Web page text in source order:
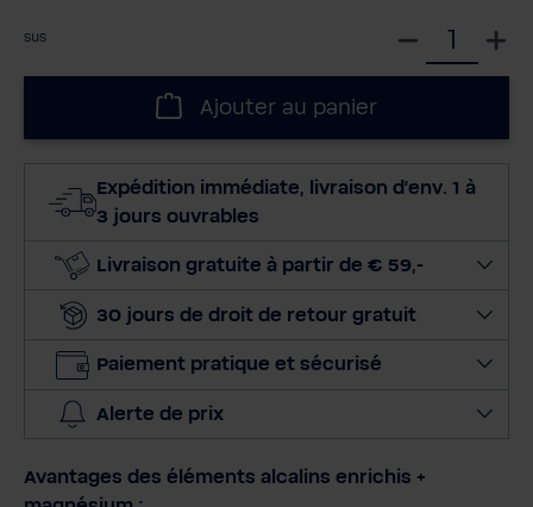
sus
c
n
e
l
Ajouter au panier
Expédition immédiate, livraison d'env. 1 à
3 jours ouvrables
Livraison gratuite à partir de € 59,-
30 jours de droit de retour gratuit
Paiement pratique et sécurisé
Alerte de prix
Avantages des éléments alcalins enrichis +